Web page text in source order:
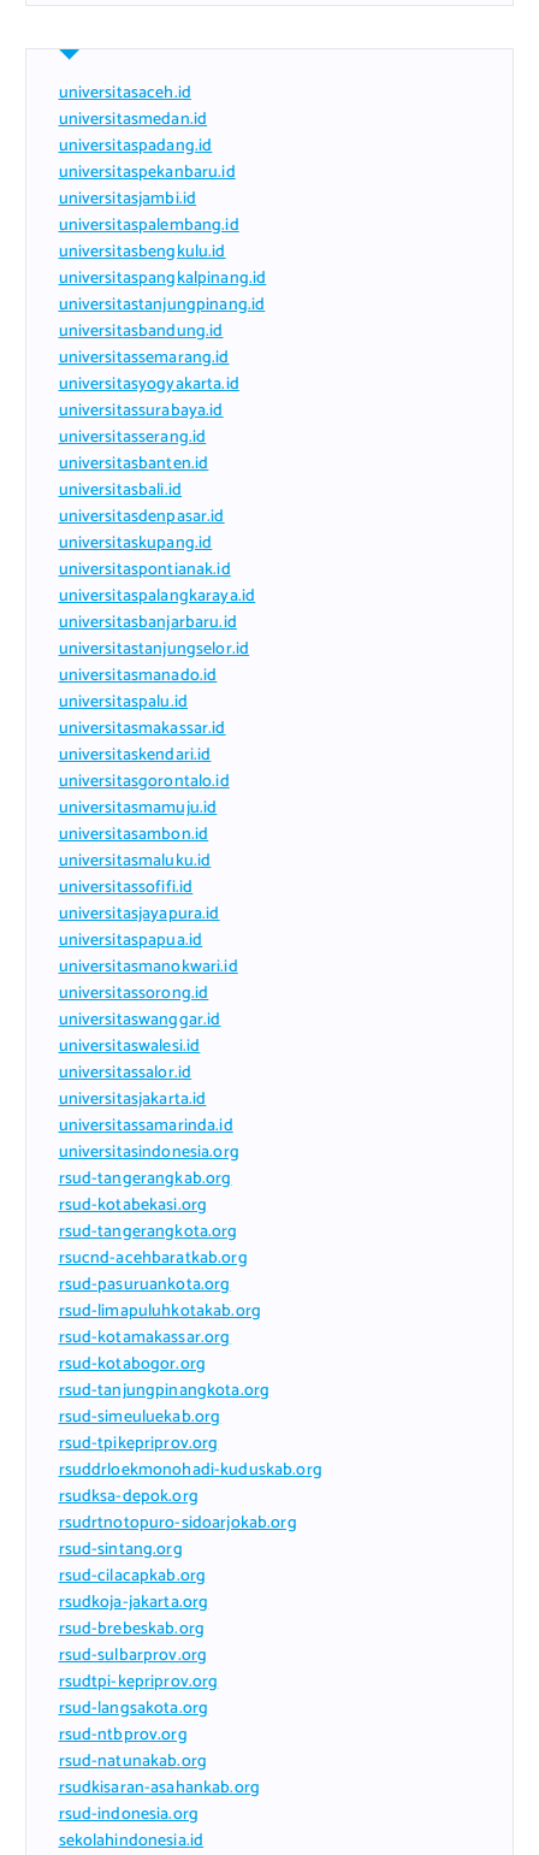
universitasaceh.id
universitasmedan.id
universitaspadang.id
universitaspekanbaru.id
universitasjambi.id
universitaspalembang.id
universitasbengkulu.id
universitaspangkalpinang.id
universitastanjungpinang.id
universitasbandung.id
universitassemarang.id
universitasyogyakarta.id
universitassurabaya.id
universitasserang.id
universitasbanten.id
universitasbali.id
universitasdenpasar.id
universitaskupang.id
universitaspontianak.id
universitaspalangkaraya.id
universitasbanjarbaru.id
universitastanjungselor.id
universitasmanado.id
universitaspalu.id
universitasmakassar.id
universitaskendari.id
universitasgorontalo.id
universitasmamuju.id
universitasambon.id
universitasmaluku.id
universitassofifi.id
universitasjayapura.id
universitaspapua.id
universitasmanokwari.id
universitassorong.id
universitaswanggar.id
universitaswalesi.id
universitassalor.id
universitasjakarta.id
universitassamarinda.id
universitasindonesia.org
rsud-tangerangkab.org
rsud-kotabekasi.org
rsud-tangerangkota.org
rsucnd-acehbaratkab.org
rsud-pasuruankota.org
rsud-limapuluhkotakab.org
rsud-kotamakassar.org
rsud-kotabogor.org
rsud-tanjungpinangkota.org
rsud-simeuluekab.org
rsud-tpikepriprov.org
rsuddrloekmonohadi-kuduskab.org
rsudksa-depok.org
rsudrtnotopuro-sidoarjokab.org
rsud-sintang.org
rsud-cilacapkab.org
rsudkoja-jakarta.org
rsud-brebeskab.org
rsud-sulbarprov.org
rsudtpi-kepriprov.org
rsud-langsakota.org
rsud-ntbprov.org
rsud-natunakab.org
rsudkisaran-asahankab.org
rsud-indonesia.org
sekolahindonesia.id